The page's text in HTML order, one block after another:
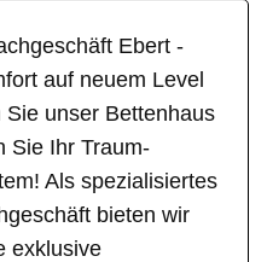
Ebert -
auf neuem Level
Sie unser Bettenhaus
Sie Ihr Traum-
Als spezialisiertes
bieten wir
exklusive